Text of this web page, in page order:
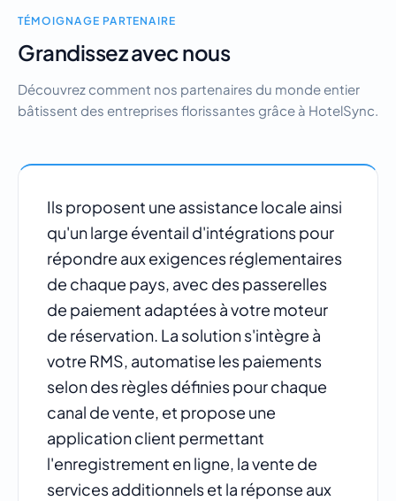
TÉMOIGNAGE PARTENAIRE
Grandissez avec nous
Découvrez comment nos partenaires du monde entier
bâtissent des entreprises florissantes grâce à HotelSync.
Ils proposent une assistance locale ainsi
qu'un large éventail d'intégrations pour
répondre aux exigences réglementaires
de chaque pays, avec des passerelles
de paiement adaptées à votre moteur
de réservation. La solution s'intègre à
votre RMS, automatise les paiements
selon des règles définies pour chaque
canal de vente, et propose une
application client permettant
l'enregistrement en ligne, la vente de
services additionnels et la réponse aux